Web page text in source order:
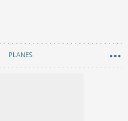
PLANES